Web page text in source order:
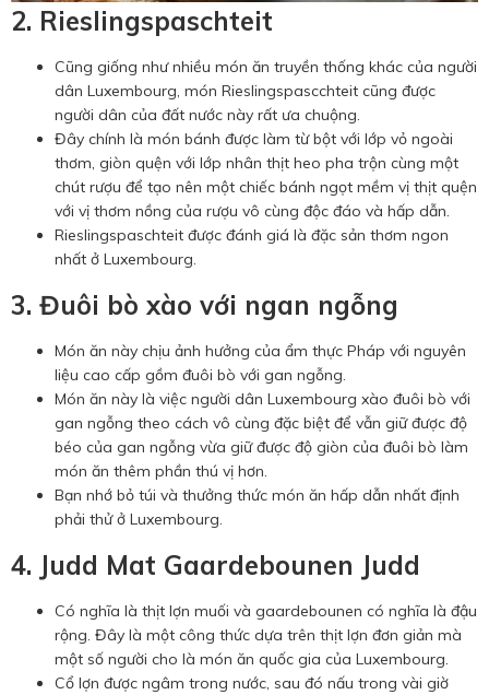
2. Rieslingspaschteit
Cũng giống như nhiều món ăn truyền thống khác của người
dân Luxembourg, món Rieslingspascchteit cũng được
người dân của đất nước này rất ưa chuộng.
Đây chính là món bánh được làm từ bột với lớp vỏ ngoài
thơm, giòn quện với lớp nhân thịt heo pha trộn cùng một
chút rượu để tạo nên một chiếc bánh ngọt mềm vị thịt quện
với vị thơm nồng của rượu vô cùng độc đáo và hấp dẫn.
Rieslingspaschteit được đánh giá là đặc sản thơm ngon
nhất ở Luxembourg.
3. Đuôi bò xào với ngan ngỗng
Món ăn này chịu ảnh hưởng của ẩm thực Pháp với nguyên
liệu cao cấp gồm đuôi bò với gan ngỗng.
Món ăn này là việc người dân Luxembourg xào đuôi bò với
gan ngỗng theo cách vô cùng đặc biệt để vẫn giữ được độ
béo của gan ngỗng vừa giữ được độ giòn của đuôi bò làm
món ăn thêm phần thú vị hơn.
Bạn nhớ bỏ túi và thưởng thức món ăn hấp dẫn nhất định
phải thử ở Luxembourg.
4. Judd Mat Gaardebounen Judd
Có nghĩa là thịt lợn muối và gaardebounen có nghĩa là đậu
rộng. Đây là một công thức dựa trên thịt lợn đơn giản mà
một số người cho là món ăn quốc gia của Luxembourg.
Cổ lợn được ngâm trong nước, sau đó nấu trong vài giờ